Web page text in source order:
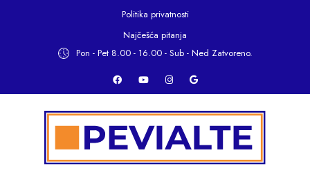
Politika privatnosti
Najčešća pitanja
Pon - Pet 8.00 - 16.00 - Sub - Ned Zatvoreno.